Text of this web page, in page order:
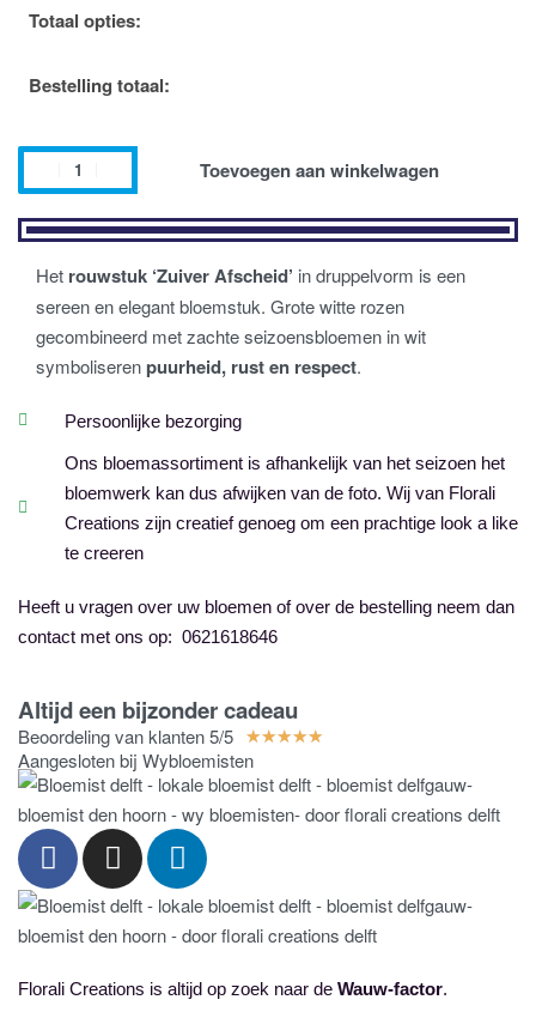
Het rouwstuk ‘Zuiver Afscheid’ in druppelvorm is een
sereen en elegant bloemstuk. Grote witte rozen
gecombineerd met zachte seizoensbloemen in wit
symboliserenpuurheid, rust en respect.
Persoonlijke bezorging
Ons bloemassortiment is afhankelijk van het seizoen het
bloemwerk kan dus afwijken van de foto. Wij van Florali
Creations zijn creatief genoeg om een prachtige look a like
te creeren
Heeft u vragen over uw bloemen of over de bestelling neem dan
contact met ons op: 0621618646
Totaal opties:
Bestelling totaal:
Toevoegen aan winkelwagen
Altijd een bijzonder cadeau
Beoordeling van klanten 5/5 ★★★★★
Aangesloten bij Wybloemisten
Florali Creations is altijd op zoek naar de Wauw-factor.